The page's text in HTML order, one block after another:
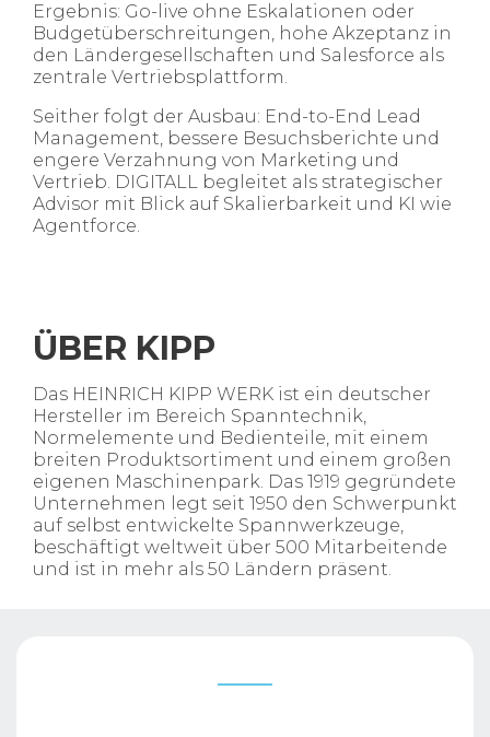
Ergebnis: Go-live ohne Eskalationen oder
Budgetüberschreitungen, hohe Akzeptanz in
den Ländergesellschaften und Salesforce als
zentrale Vertriebsplattform.
Seither folgt der Ausbau: End-to-End Lead
Management, bessere Besuchsberichte und
engere Verzahnung von Marketing und
Vertrieb. DIGITALL begleitet als strategischer
Advisor mit Blick auf Skalierbarkeit und KI wie
Agentforce.
ÜBER KIPP
Das HEINRICH KIPP WERK ist ein deutscher
Hersteller im Bereich Spanntechnik,
Normelemente und Bedienteile, mit einem
breiten Produktsortiment und einem großen
eigenen Maschinenpark. Das 1919 gegründete
Unternehmen legt seit 1950 den Schwerpunkt
auf selbst entwickelte Spannwerkzeuge,
beschäftigt weltweit über 500 Mitarbeitende
und ist in mehr als 50 Ländern präsent.